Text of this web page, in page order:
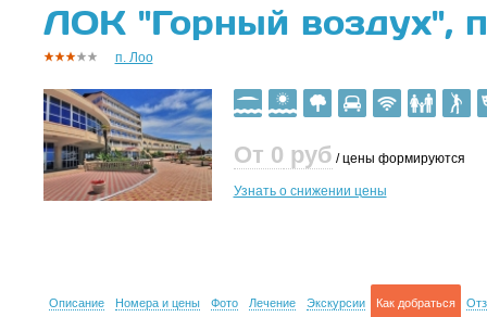
ЛОК "Горный воздух",
п. Лоо
От 0 руб / цены формируются
Узнать о снижении цены
Описание Номера и цены Фото Лечение Экскурсии Как добраться